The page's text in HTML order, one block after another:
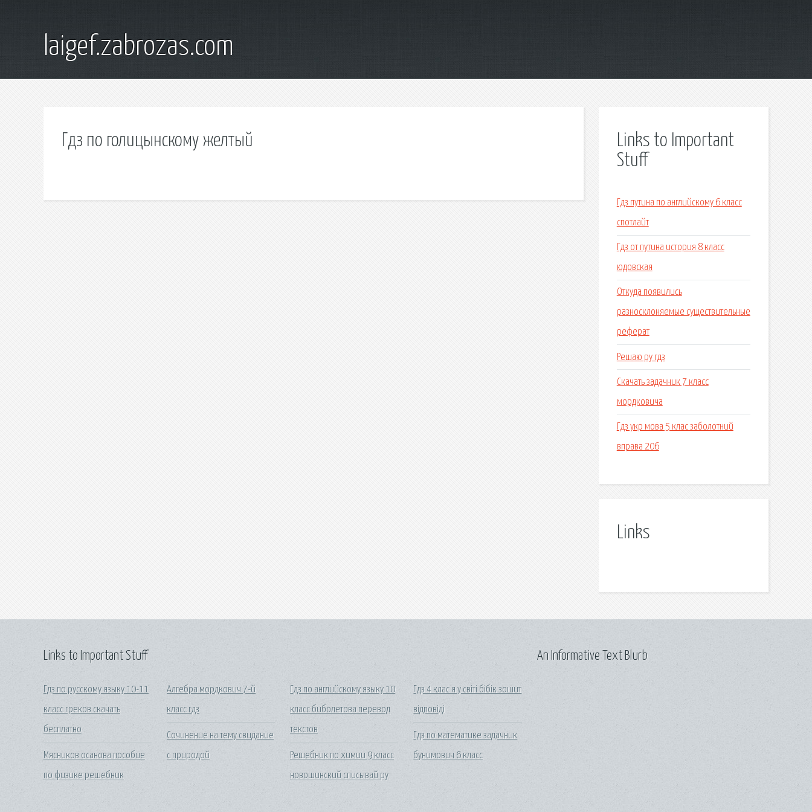
laigef.zabrozas.com
Гдз по голицынскому желтый
Links to Important
Stuff
Гдз путина по английскому 6 класс
спотлайт
Гдз от путина история 8 класс
юдовская
Откуда появились
разносклоняемые существительные
реферат
Решаю ру гдз
Скачать задачник 7 класс
мордковича
Гдз укр мова 5 клас заболотний
вправа 206
Links
Links to Important Stuff
Гдз по русскому языку 10-11
класс греков скачать
бесплатно
Мясников осанова пособие
по физике решебник
Алгебра мордкович 7-й
класс гдз
Сочинение на тему свидание
с природой
Гдз по английскому языку 10
класс биболетова перевод
текстов
Решебник по химии 9 класс
новошинский списывай ру
Гдз 4 клас я у світі бібік зошит
відповіді
Гдз по математике задачник
бунимович 6 класс
An Informative Text Blurb